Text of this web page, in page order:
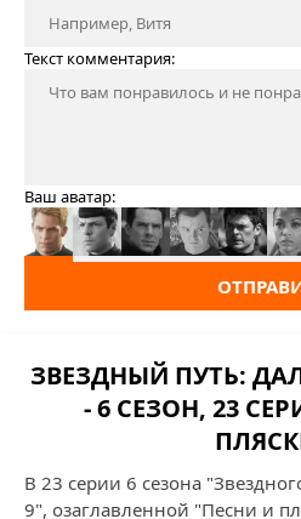
Текст комментария:
Ваш аватар:
ЗВЕЗДНЫЙ ПУТЬ:
- 6 СЕЗОН, 23
В 23 серии 6 сезона
9", озаглавленной "Песни и